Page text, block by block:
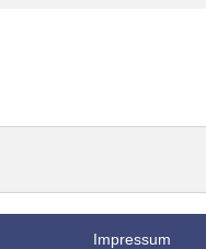
Impressum